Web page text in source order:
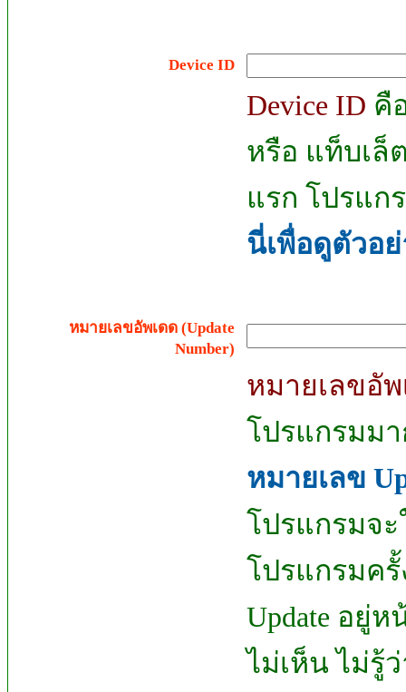
Device ID
Device ID คื
หรือ แท็บเล็
แรก โปรแก
นี่เพื่อดูตัวอย่
หมายเลขอัพเดด (Update
Number)
หมายเลขอั
โปรแกรมม
หมายเลข
โปรแกรมจ
โปรแกรมค
Update อยู่
ไม่เห็น ไม่รู้